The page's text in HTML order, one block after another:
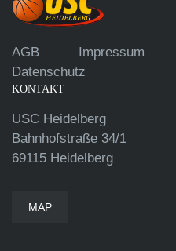
AGB Impressum
Datenschutz
KONTAKT
USC Heidelberg
Bahnhofstraße 34/1
69115 Heidelberg
MAP